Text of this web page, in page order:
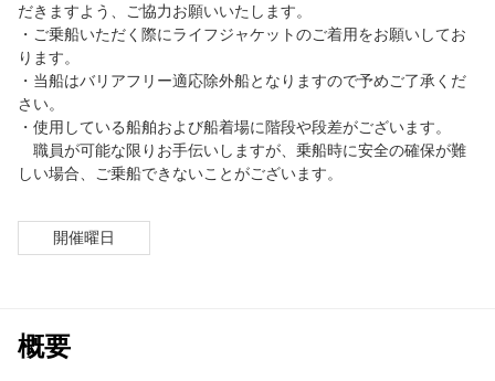
だきますよう、ご協力お願いいたします。
・ご乗船いただく際にライフジャケットのご着用をお願いしてお
ります。
・当船はバリアフリー適応除外船となりますので予めご了承くだ
さい。
・使用している船舶および船着場に階段や段差がございます。
職員が可能な限りお手伝いしますが、乗船時に安全の確保が難
しい場合、ご乗船できないことがございます。
開催曜日
概要